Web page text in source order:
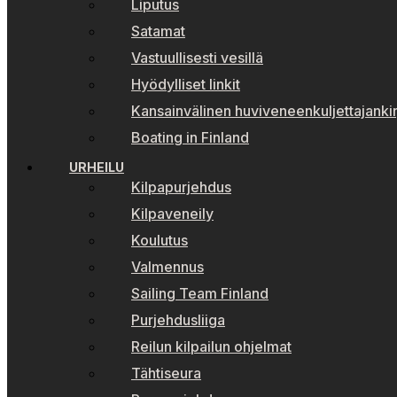
Liputus
Satamat
Vastuullisesti vesillä
Hyödylliset linkit
Kansainvälinen
Boating in Finland
URHEILU
Kilpapurjehdus
Kilpaveneily
Koulutus
Valmennus
Sailing Team Finland
Purjehdusliiga
Reilun kilpailun ohjelmat
Tähtiseura